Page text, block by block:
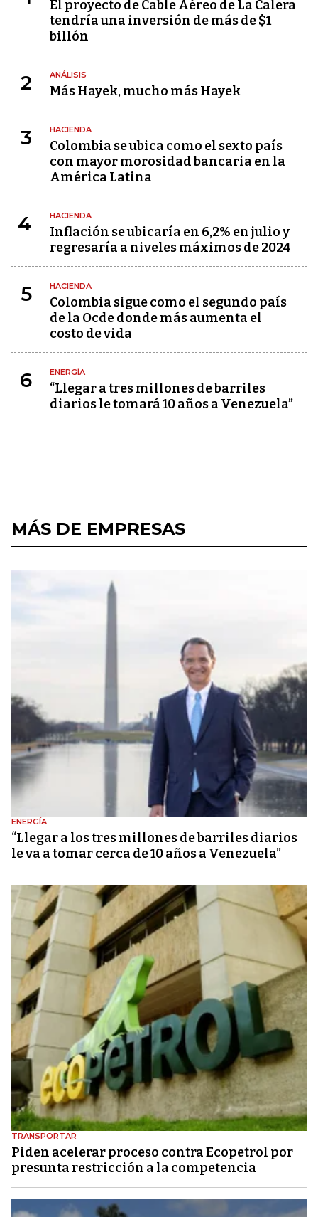
El proyecto de Cable Aéreo de La Calera
tendría una inversión de más de $1
billón
2 ANÁLISIS
Más Hayek, mucho más Hayek
3 HACIENDA
Colombia se ubica como el sexto país
con mayor morosidad bancaria en la
América Latina
4 HACIENDA
Inflación se ubicaría en 6,2% en julio y
regresaría a niveles máximos de 2024
5 HACIENDA
Colombia sigue como el segundo país
de la Ocde donde más aumenta el
costo de vida
6 ENERGÍA
“Llegar a tres millones de barriles
diarios le tomará 10 años a Venezuela”
MÁS DE EMPRESAS
ENERGÍA
“Llegar a los tres millones de barriles diarios
le va a tomar cerca de 10 años a Venezuela”
TRANSPORTAR
Piden acelerar proceso contra Ecopetrol por
presunta restricción a la competencia